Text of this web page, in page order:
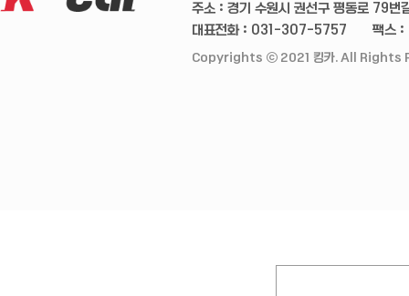
주소 : 경기 수원시 권선구 평동로 79
대표전화 : 031-307-5757
팩스
Copyrights ⓒ 2021 킹카. All Rights